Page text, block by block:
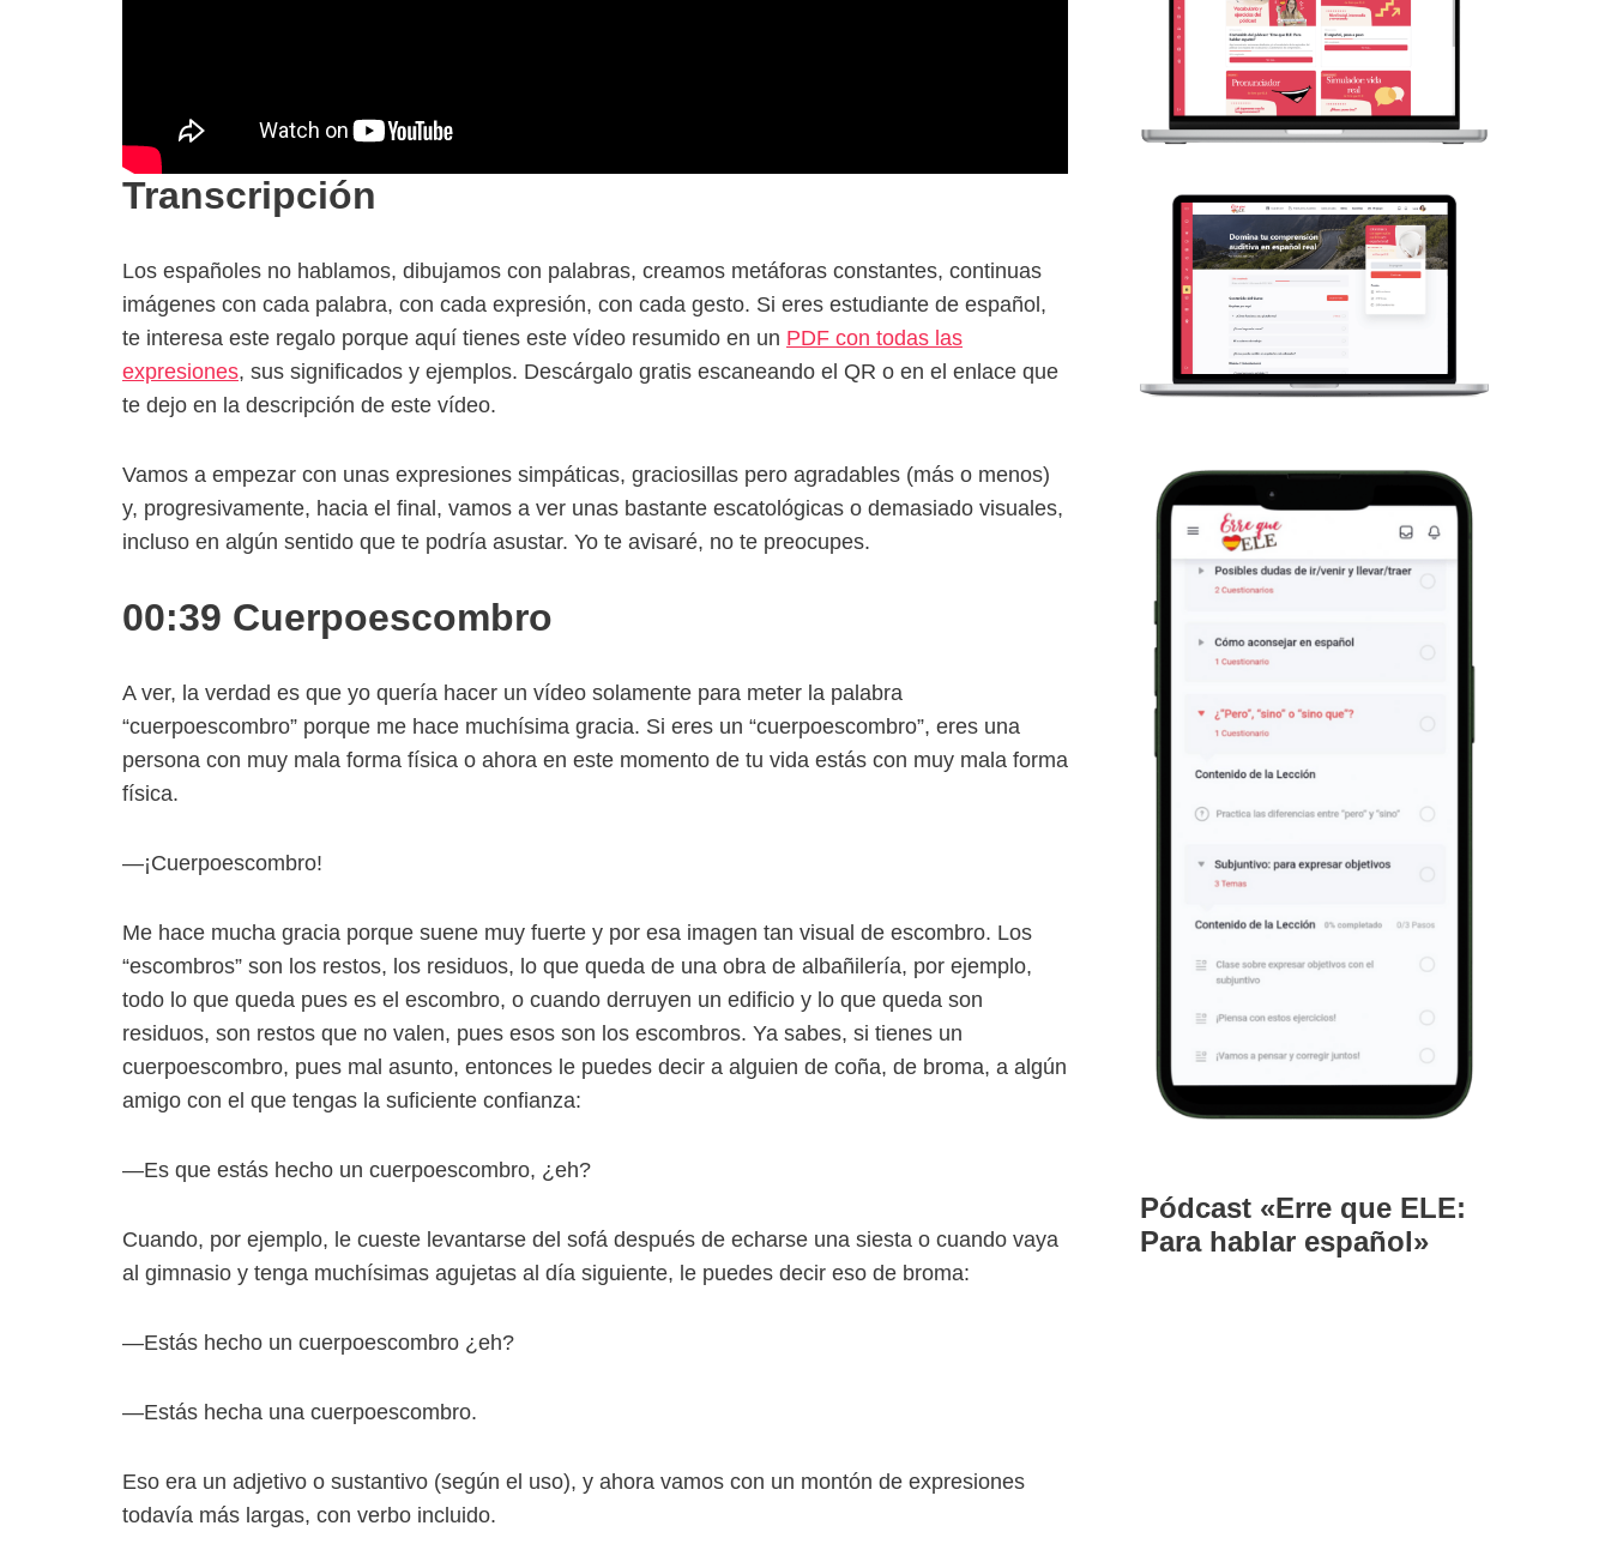
Transcripción
Los españoles no hablamos, dibujamos con palabras, creamos metáforas constantes, continuas
imágenes con cada palabra, con cada expresión, con cada gesto. Si eres estudiante de español,
te interesa este regalo porque aquí tienes este vídeo resumido en un PDF con todas las
expresiones, sus significados y ejemplos. Descárgalo gratis escaneando el QR o en el enlace que
te dejo en la descripción de este vídeo.
Vamos a empezar con unas expresiones simpáticas, graciosillas pero agradables (más o menos)
y, progresivamente, hacia el final, vamos a ver unas bastante escatológicas o demasiado visuales,
incluso en algún sentido que te podría asustar. Yo te avisaré, no te preocupes.
00:39 Cuerpoescombro
A ver, la verdad es que yo quería hacer un vídeo solamente para meter la palabra
“cuerpoescombro” porque me hace muchísima gracia. Si eres un “cuerpoescombro”, eres una
persona con muy mala forma física o ahora en este momento de tu vida estás con muy mala forma
física.
—¡Cuerpoescombro!
Me hace mucha gracia porque suene muy fuerte y por esa imagen tan visual de escombro. Los
“escombros” son los restos, los residuos, lo que queda de una obra de albañilería, por ejemplo,
todo lo que queda pues es el escombro, o cuando derruyen un edificio y lo que queda son
residuos, son restos que no valen, pues esos son los escombros. Ya sabes, si tienes un
cuerpoescombro, pues mal asunto, entonces le puedes decir a alguien de coña, de broma, a algún
amigo con el que tengas la suficiente confianza:
—Es que estás hecho un cuerpoescombro, ¿eh?
Cuando, por ejemplo, le cueste levantarse del sofá después de echarse una siesta o cuando vaya
al gimnasio y tenga muchísimas agujetas al día siguiente, le puedes decir eso de broma:
—Estás hecho un cuerpoescombro ¿eh?
—Estás hecha una cuerpoescombro.
Eso era un adjetivo o sustantivo (según el uso), y ahora vamos con un montón de expresiones
todavía más largas, con verbo incluido.
Pódcast «Erre que ELE:
Para hablar español»